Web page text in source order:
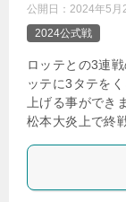
公開日： 2024年5月
2024公式戦
ロッテとの3連
ッテに3タテを
上げる事ができ
松本大炎上で